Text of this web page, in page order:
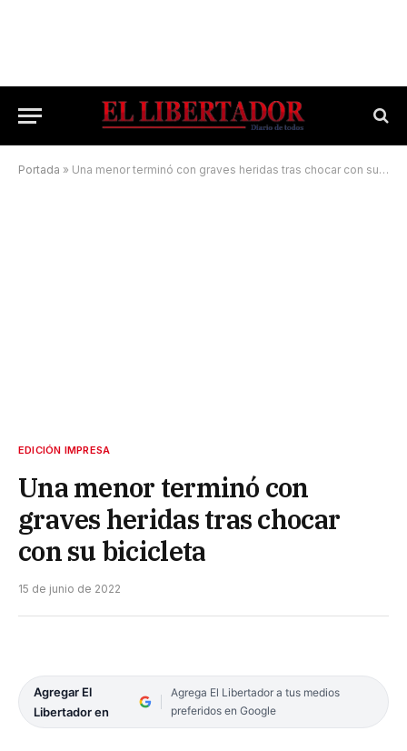
Portada » Una menor terminó con graves heridas tras chocar con su bicicleta
EDICIÓN IMPRESA
Una menor terminó con
graves heridas tras chocar
con su bicicleta
15 de junio de 2022
Agregar El
Libertador en
Agrega El Libertador a tus medios
preferidos en Google